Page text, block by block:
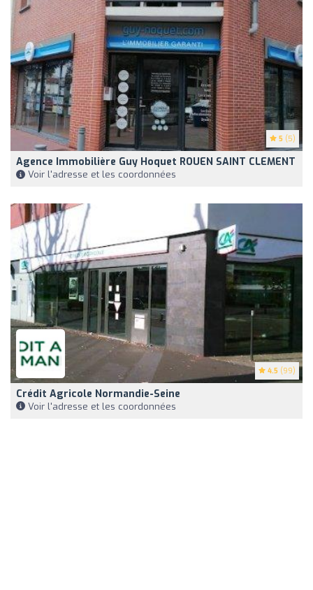
5 (5)
Agence Immobilière Guy Hoquet ROUEN SAINT CLEMENT
Voir l'adresse et les coordonnées
4.5 (99)
Crédit Agricole Normandie-Seine
Voir l'adresse et les coordonnées